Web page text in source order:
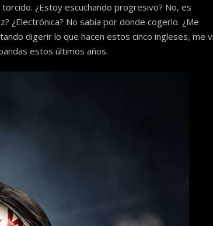
¿Estoy escuchando progresivo? No, es
¿Electrónica? No sabía por donde cogerlo. ¿Me
digerir lo que hacen estos cinco ingleses, me
estos últimos años.